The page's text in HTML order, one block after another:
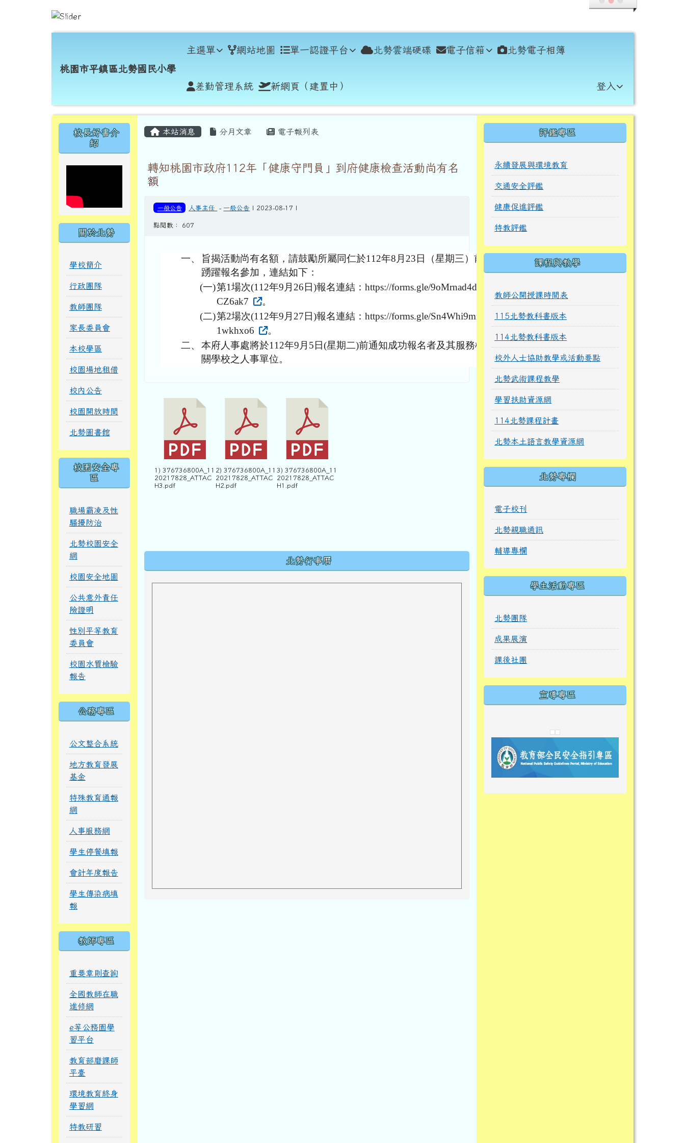
桃園市平鎮區北勢國民小學
桃園市平鎮區北勢國民小學
主選單 網站地圖 單一認證平台 北勢雲端硬碟 電子信箱 北勢電子相簿
差勤管理系統 新網頁（建置中） 登入
左邊區域內容
校長好書介
紹
關於北勢
學校簡介
行政團隊
教師團隊
家長委員會
本校學區
校園場地租借
校內公告
校園開放時間
北勢圖書館
校園安全專
區
職場霸凌及性
騷擾防治
北勢校園安全
網
校園安全地圖
公共意外責任
險證明
性別平等教育
委員會
校園水質檢驗
報告
公務專區
公文整合系統
地方教育發展
基金
特殊教育通報
網
人事服務網
學生停餐填報
會計年度報告
學生傳染病填
報
教師專區
重要章則查詢
全國教師在職
進修網
e等公務園學
習平台
教育部磨課師
平臺
環境教育終身
學習網
特教研習
主內容區域
本站消息 分月文章 電子報列表
轉知桃園市政府112年「健康守門員」到府健康檢查活動尚有名
額
一般公告 人事主任 - 一般公告 | 2023-08-17 |
點閱數： 607
一、
旨揭活動尚有名額，請鼓勵所屬同仁於112年8月23日（星期三）前
踴躍報名參加，連結如下：
(一)第1場次(112年9月26日)報名連結：https://forms.gle/9oMrnad4djq
CZ6ak7
。
(二)第2場次(112年9月27日)報名連結：https://forms.gle/Sn4Whi9mmz
1wkhxo6
。
二、
本府人事處將於112年9月5日(星期二)前通知成功報名者及其服務機
關學校之人事單位。
1) 376736800A_11
20217828_ATTAC
H3.pdf
2) 376736800A_11
20217828_ATTAC
H2.pdf
3) 376736800A_11
20217828_ATTAC
H1.pdf
北勢行事曆
右邊區域內容
評鑑專區
永續發展與環境教育
交通安全評鑑
健康促進評鑑
特教評鑑
課程與教學
教師公開授課時間表
115北勢教科書版本
114北勢教科書版本
校外人士協助教學或活動要點
北勢武術課程教學
學習扶助資源網
114北勢課程計畫
北勢本土語言教學資源網
北勢專欄
電子校刊
北勢親職通訊
輔導專欄
學生活動專區
北勢團隊
成果展演
課後社團
宣導專區
link to https://
link to https://eliteracy.edu.tw/
link to https://
link to https://10000.gov.tw/
link to https://eliteracy.edu.tw/
link to https://10000.gov.tw/
link to https://
link to https://
link to https://i.win.org.tw/
link to https://
link to https://
link to https://
link to https://
頁尾區域